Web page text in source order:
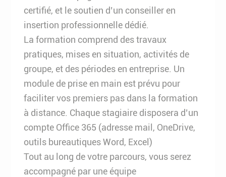
certifié, et le soutien d’un conseiller en
insertion professionnelle dédié.
La formation comprend des travaux
pratiques, mises en situation, activités de
groupe, et des périodes en entreprise. Un
module de prise en main est prévu pour
faciliter vos premiers pas dans la formation
à distance. Chaque stagiaire disposera d’un
compte Office 365 (adresse mail, OneDrive,
outils bureautiques Word, Excel)
Tout au long de votre parcours, vous serez
accompagné par une équipe